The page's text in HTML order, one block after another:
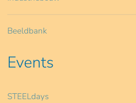
Beeldbank
Events
STEELdays